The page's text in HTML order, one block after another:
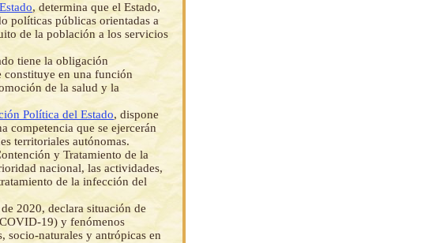
, determina que el Estado,
políticas públicas orientadas a
de la población a los servicios
tiene la obligación
constituye en una función
de la salud y la
Política del Estado, dispone
competencia que se ejercerán
territoriales autónomas.
y Tratamiento de la
nacional, las actividades,
de la infección del
2020, declara situación de
19) y fenómenos
socio-naturales y antrópicas en